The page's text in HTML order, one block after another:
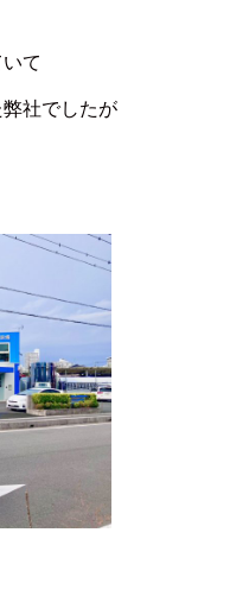
て
社でしたが